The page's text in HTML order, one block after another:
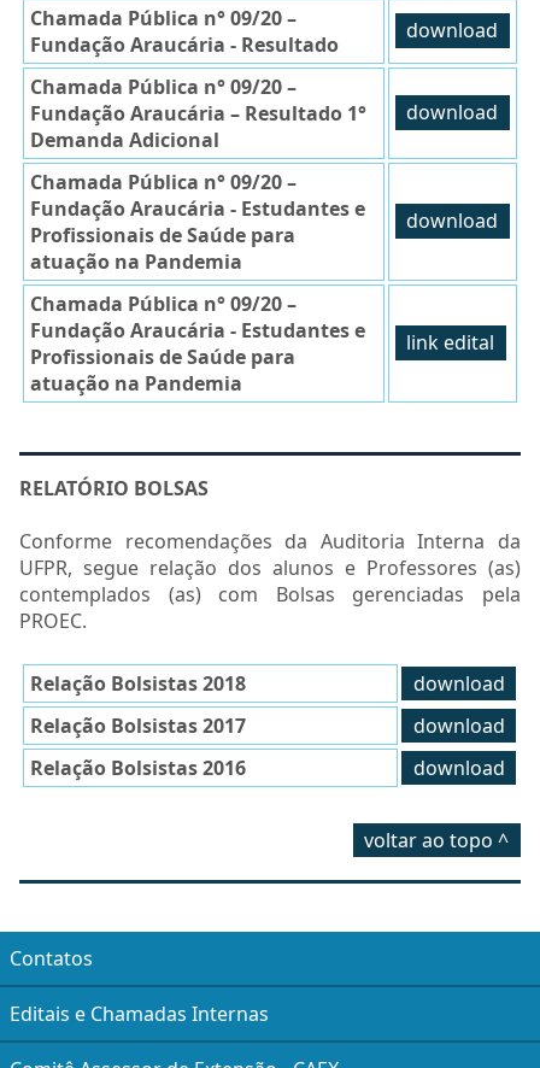
Chamada Pública n° 09/20 –
Fundação Araucária - Resultado
download
Chamada Pública n° 09/20 –
Fundação Araucária – Resultado 1°
Demanda Adicional
download
Chamada Pública n° 09/20 –
Fundação Araucária - Estudantes e
Profissionais de Saúde para
atuação na Pandemia
download
Chamada Pública n° 09/20 –
Fundação Araucária - Estudantes e
Profissionais de Saúde para
atuação na Pandemia
link edital
RELATÓRIO BOLSAS
Conforme recomendações da Auditoria Interna da
UFPR, segue relação dos alunos e Professores (as)
contemplados (as) com Bolsas gerenciadas pela
PROEC.
Relação Bolsistas 2018
download
Relação Bolsistas 2017
download
Relação Bolsistas 2016
download
voltar ao topo ^
Contatos
Editais e Chamadas Internas